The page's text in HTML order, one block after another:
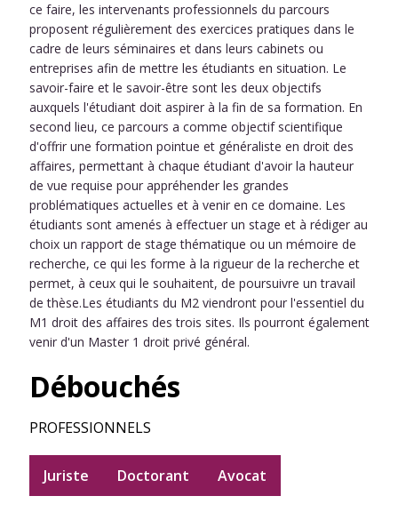
ce faire, les intervenants professionnels du parcours
proposent régulièrement des exercices pratiques dans le
cadre de leurs séminaires et dans leurs cabinets ou
entreprises afin de mettre les étudiants en situation. Le
savoir-faire et le savoir-être sont les deux objectifs
auxquels l'étudiant doit aspirer à la fin de sa formation. En
second lieu, ce parcours a comme objectif scientifique
d'offrir une formation pointue et généraliste en droit des
affaires, permettant à chaque étudiant d'avoir la hauteur
de vue requise pour appréhender les grandes
problématiques actuelles et à venir en ce domaine. Les
étudiants sont amenés à effectuer un stage et à rédiger au
choix un rapport de stage thématique ou un mémoire de
recherche, ce qui les forme à la rigueur de la recherche et
permet, à ceux qui le souhaitent, de poursuivre un travail
de thèse.Les étudiants du M2 viendront pour l'essentiel du
M1 droit des affaires des trois sites. Ils pourront également
venir d'un Master 1 droit privé général.
Débouchés
PROFESSIONNELS
Juriste Doctorant Avocat